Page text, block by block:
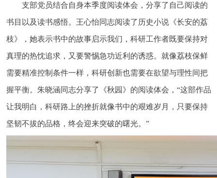
支部党员结合自身本季度阅读体会，分享了自己阅读的
书目以及读书感悟。王心怡同志阅读了历史小说《长安的荔
枝》，她表示书中的故事启示我们，科研工作者既要保持对
真理的热忱追求，又要警惕急功近利的诱惑。就像荔枝保鲜
需要精准控制条件一样，科研创新也需要在欲望与理性间把
握平衡。朱晓涵同志分享了《秋园》的阅读体会，“这部作品
让我明白，科研路上的挫折就像书中的艰难岁月，只要保持
坚韧不拔的品格，终会迎来突破的曙光。”